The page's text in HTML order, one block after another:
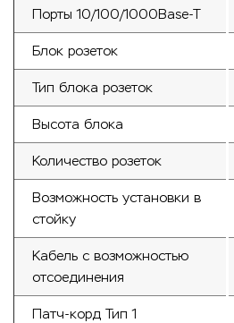
Порты 10/100/1000Base-T
Блок розеток
Тип блока розеток
Высота блока
Количество розеток
Возможность установки в
стойку
Кабель с возможностью
отсоединения
Патч-корд Тип 1